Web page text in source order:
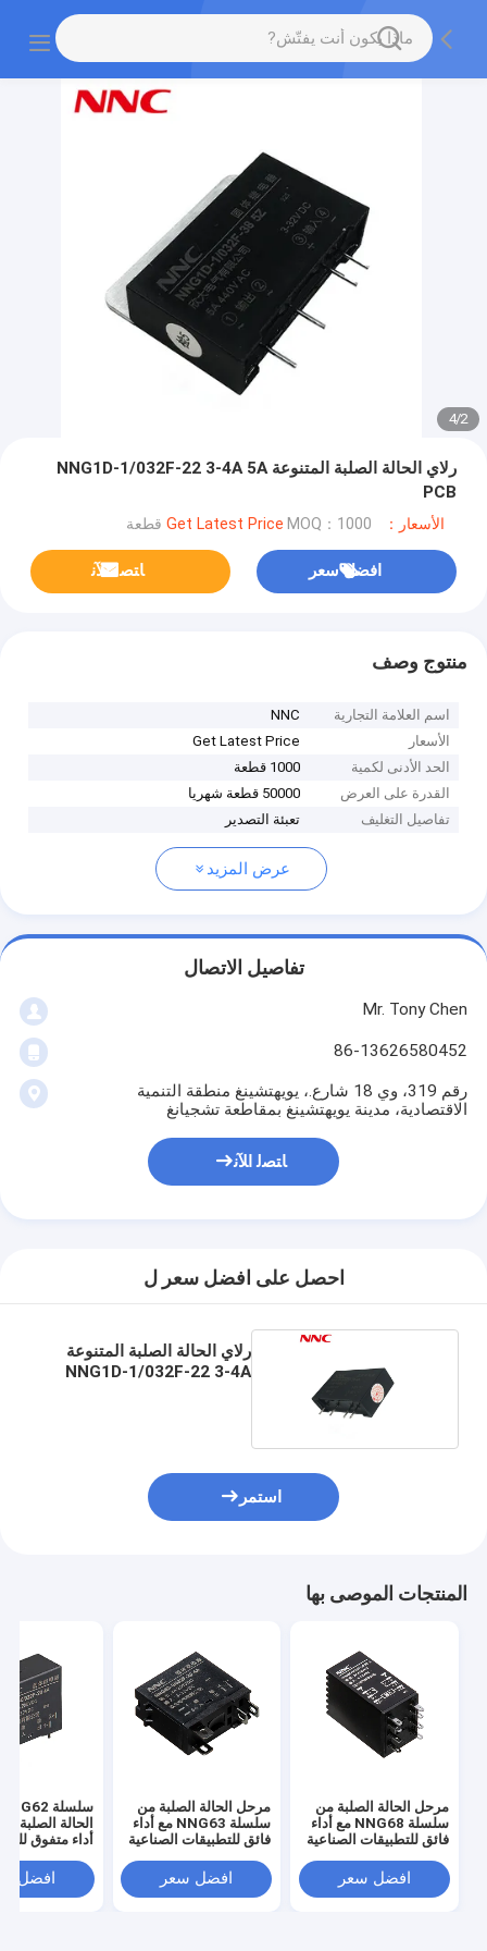
2
/
4
رلاي الحالة الصلبة المتنوعة NNG1D-1/032F-22 3-4A 5A
PCB
الأسعار：Get Latest Price MOQ：1000 قطعة
افضل سعر ﺎﺘﺼﻟ ﺍﻶﻧ
منتوج وصف
اسم العلامة التجارية
NNC
الأسعار
Get Latest Price
الحد الأدنى لكمية
1000 قطعة
القدرة على العرض
50000 قطعة شهريا
تفاصيل التغليف
تعبئة التصدير
عرض المزيد
تفاصيل الاتصال
Mr. Tony Chen
86-13626580452
رقم 319، وي 18 شارع.، يويهتشينغ منطقة التنمية
الاقتصادية، مدينة يويهتشينغ بمقاطعة تشجيانغ
ﺎﺘﺼﻟ ﺍﻶﻧ
احصل على افضل سعر ل
رلاي الحالة الصلبة المتنوعة
NNG1D-1/032F-22 3-4A
استمر
المنتجات الموصى بها
مرحل الحالة الصلبة من
سلسلة NNG68 مع أداء
فائق للتطبيقات الصناعية
افضل سعر
مرحل الحالة الصلبة من
سلسلة NNG63 مع أداء
فائق للتطبيقات الصناعية
افضل سعر
الحالة الصلبة
أداء متفوق
افضل